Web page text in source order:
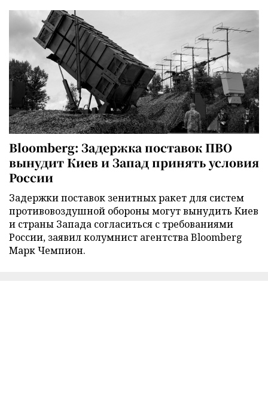
Bloomberg: Задержка поставок ПВО
вынудит Киев и Запад принять условия
России
Задержки поставок зенитных ракет для систем
противовоздушной обороны могут вынудить Киев
и страны Запада согласиться с требованиями
России, заявил колумнист агентства Bloomberg
Марк Чемпион.